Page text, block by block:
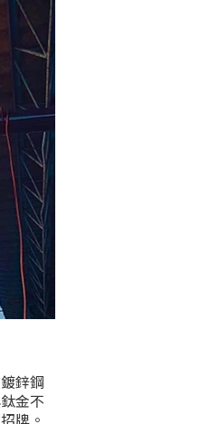
鋅鋼
金不
牌。